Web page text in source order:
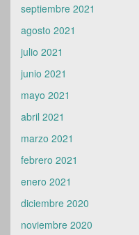
septiembre 2021
agosto 2021
julio 2021
junio 2021
mayo 2021
abril 2021
marzo 2021
febrero 2021
enero 2021
diciembre 2020
noviembre 2020